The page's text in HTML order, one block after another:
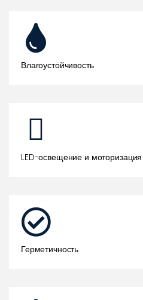
Влагоустойчивость
LED-освещение и моторизация
Герметичность